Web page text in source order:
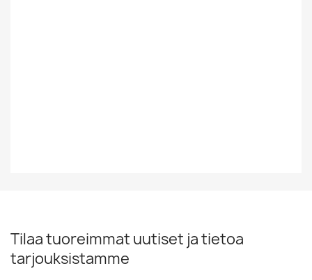
Tilaa tuoreimmat uutiset ja tietoa
tarjouksistamme